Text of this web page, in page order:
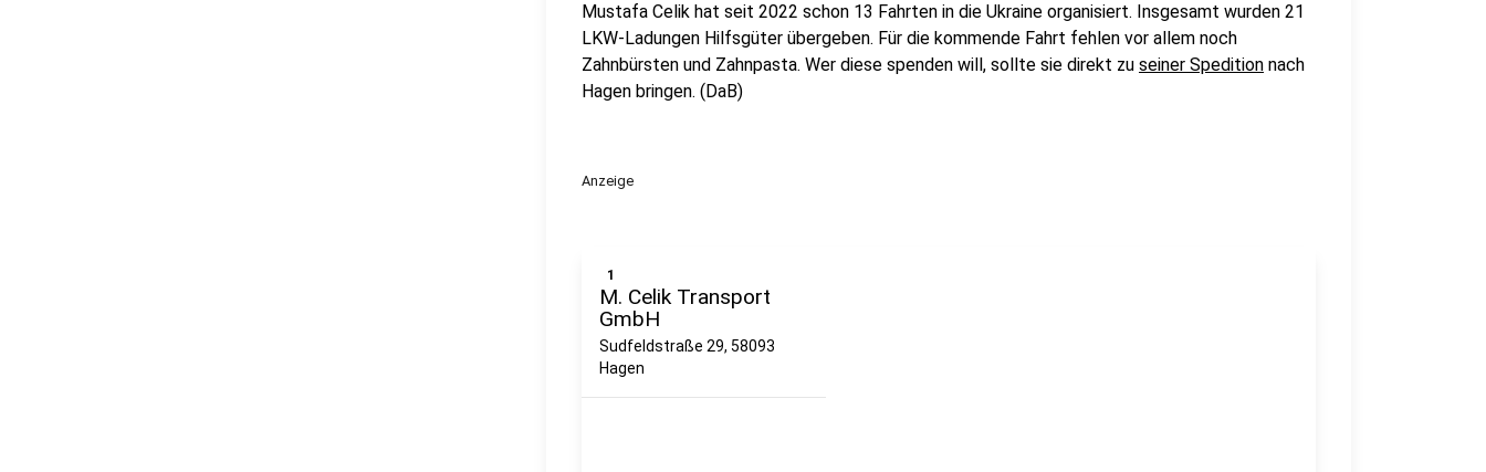
Mustafa Celik hat seit 2022 schon 13 Fahrten in die Ukraine organisiert. Insgesamt wurden 21
LKW-Ladungen Hilfsgüter übergeben. Für die kommende Fahrt fehlen vor allem noch
Zahnbürsten und Zahnpasta. Wer diese spenden will, sollte sie direkt zu seiner Spedition nach
Hagen bringen. (DaB)
Anzeige
1
M. Celik Transport
GmbH
Sudfeldstraße 29, 58093
Hagen